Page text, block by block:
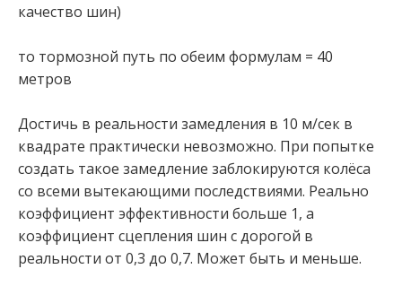
качество шин)
то тормозной путь по обеим формулам = 40
метров
Достичь в реальности замедления в 10 м/сек в
квадрате практически невозможно. При попытке
создать такое замедление заблокируются колёса
со всеми вытекающими последствиями. Реально
коэффициент эффективности больше 1, а
коэффициент сцепления шин с дорогой в
реальности от 0,3 до 0,7. Может быть и меньше.